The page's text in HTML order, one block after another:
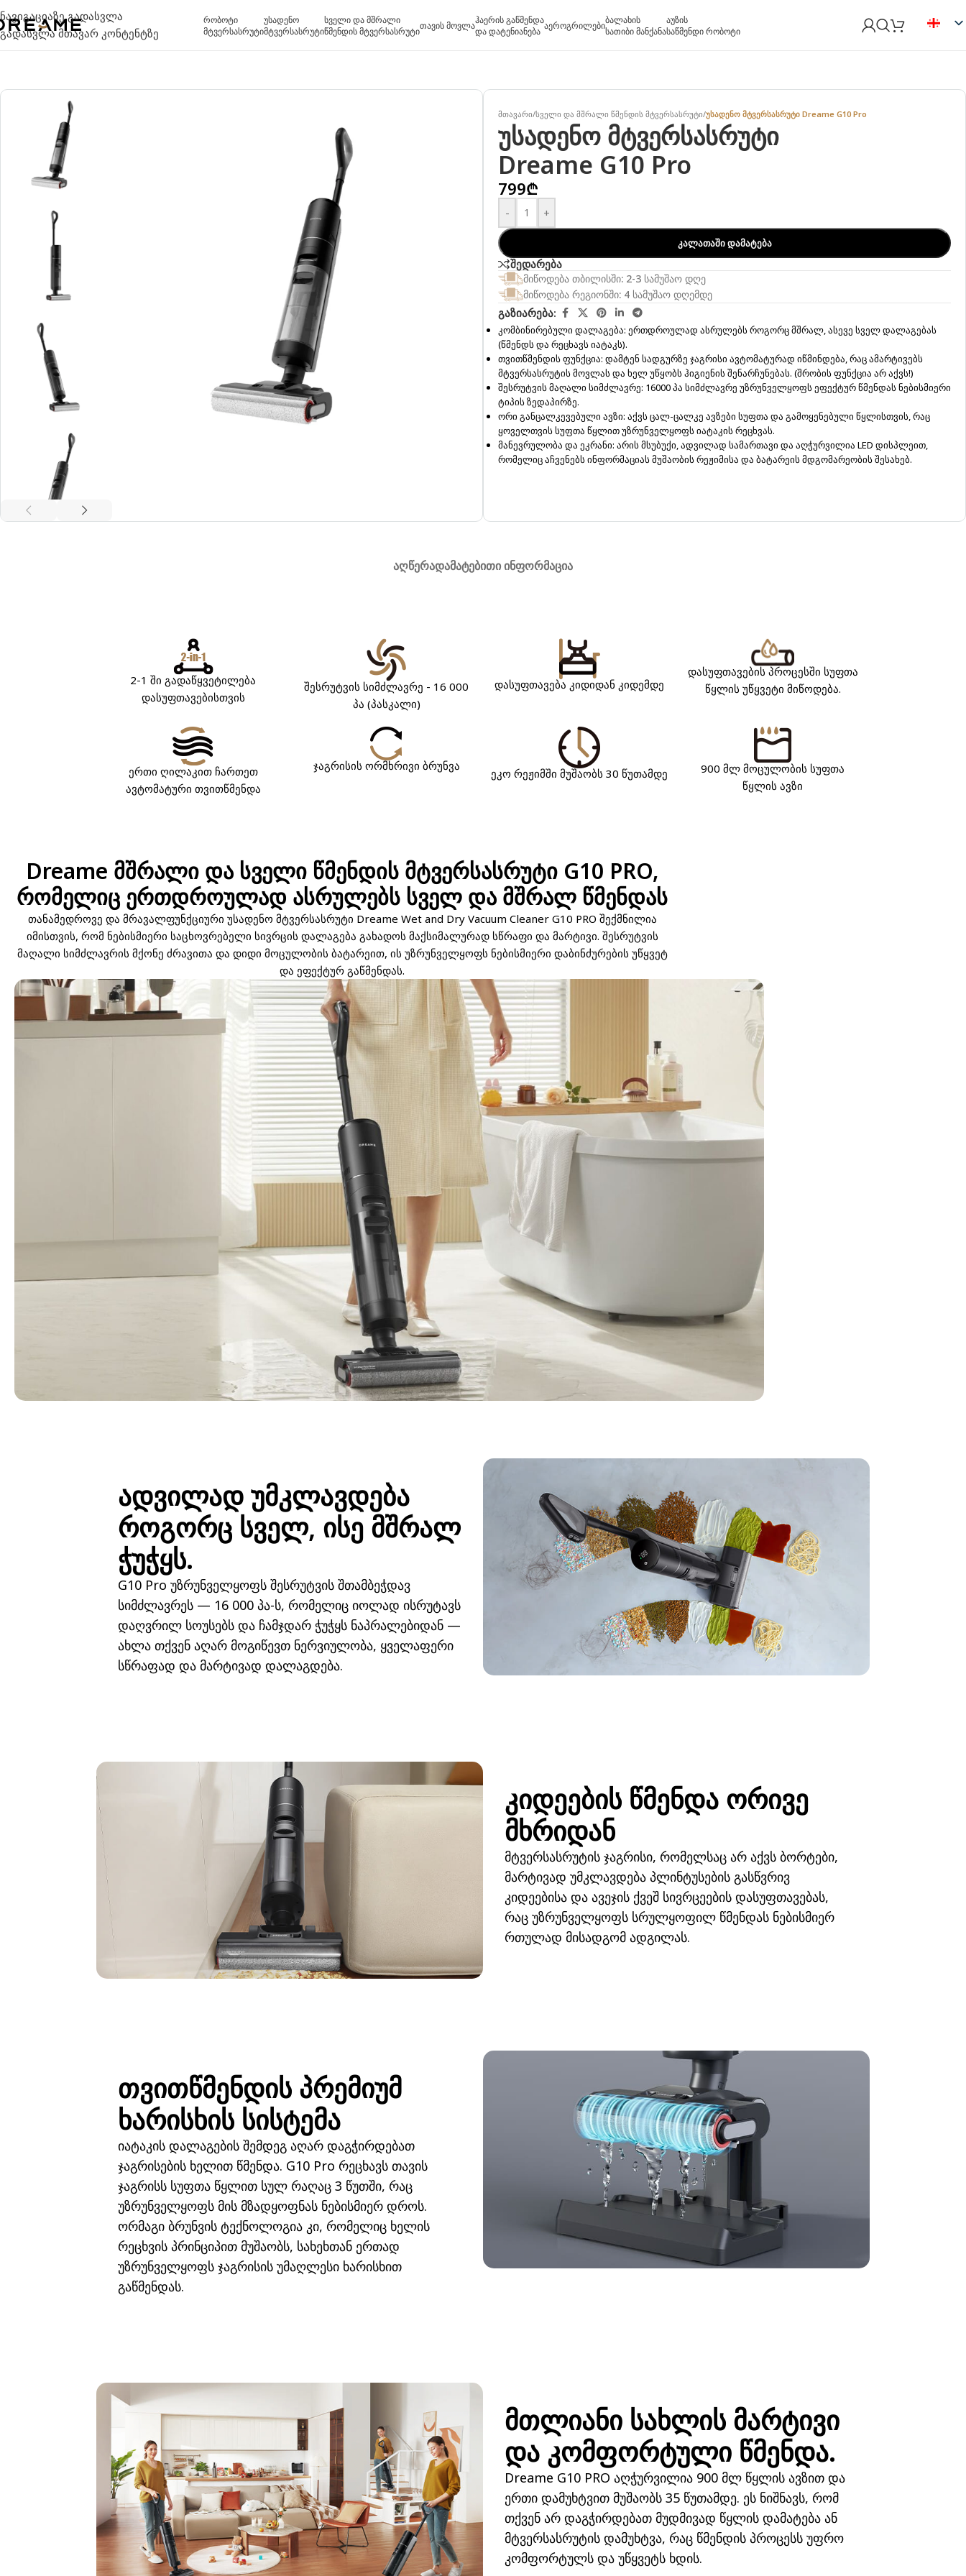
ნავიგაციაზე გადასვლა
გადასვლა მთავარ კონტენტზე
რობოტი
მტვერსასრუტი
უსადენო
მტვერსასრუტი
სველი და მშრალი
წმენდის მტვერსასრუტითავის მოვლაჰაერის გაწმენდა
და დატენიანება აეროგრილებიბალახის
სათიბი მანქანა
აუზის
საწმენდი რობოტი
მთავარი/სველი და მშრალი წმენდის მტვერსასრუტი/უსადენო მტვერსასრუტი Dreame G10 Pro
უსადენო მტვერსასრუტი
Dreame G10 Pro
799₾
- +
ᲙᲐᲚᲐᲗᲐᲨᲘ ᲓᲐᲛᲐᲢᲔᲑᲐ
შედარება
მიწოდება თბილისში: 2-3 სამუშაო დღე
მიწოდება რეგიონში: 4 სამუშაო დღემდე
გაზიარება:
კომბინირებული დალაგება: ერთდროულად ასრულებს როგორც მშრალ, ასევე სველ დალაგებას
(წმენდს და რეცხავს იატაკს).
თვითწმენდის ფუნქცია: დამტენ სადგურზე ჯაგრისი ავტომატურად იწმინდება, რაც ამარტივებს
მტვერსასრუტის მოვლას და ხელ უწყობს ჰიგიენის შენარჩუნებას. (შრობის ფუნქცია არ აქვს!)
შესრუტვის მაღალი სიმძლავრე: 16000 პა სიმძლავრე უზრუნველყოფს ეფექტურ წმენდას ნებისმიერი
ტიპის ზედაპირზე.
ორი განცალკევებული ავზი: აქვს ცალ-ცალკე ავზები სუფთა და გამოყენებული წყლისთვის, რაც
ყოველთვის სუფთა წყლით უზრუნველყოფს იატაკის რეცხვას.
მანევრულობა და ეკრანი: არის მსუბუქი, ადვილად სამართავი და აღჭურვილია LED დისპლეით,
რომელიც აჩვენებს ინფორმაციას მუშაობის რეჟიმისა და ბატარეის მდგომარეობის შესახებ.
ᲐᲦᲬᲔᲠᲐᲓᲐᲛᲐᲢᲔᲑᲘᲗᲘ ᲘᲜᲤᲝᲠᲛᲐᲪᲘᲐ
2-1 ში გადაწყვეტილება
დასუფთავებისთვის
შესრუტვის სიმძლავრე - 16 000
პა (პასკალი)
დასუფთავება კიდიდან კიდემდე
დასუფთავების პროცესში სუფთა
წყლის უწყვეტი მიწოდება.
ერთი ღილაკით ჩართეთ
ავტომატური თვითწმენდა
ჯაგრისის ორმხრივი ბრუნვა
ეკო რეჟიმში მუშაობს 30 წუთამდე
900 მლ მოცულობის სუფთა
წყლის ავზი
Dreame მშრალი და სველი წმენდის მტვერსასრუტი G10 PRO,
რომელიც ერთდროულად ასრულებს სველ და მშრალ წმენდას
თანამედროვე და მრავალფუნქციური უსადენო მტვერსასრუტი Dreame Wet and Dry Vacuum Cleaner G10 PRO შექმნილია
იმისთვის, რომ ნებისმიერი საცხოვრებელი სივრცის დალაგება გახადოს მაქსიმალურად სწრაფი და მარტივი. შესრუტვის
მაღალი სიმძლავრის მქონე ძრავითა და დიდი მოცულობის ბატარეით, ის უზრუნველყოფს ნებისმიერი დაბინძურების უწყვეტ
და ეფექტურ გაწმენდას.
ადვილად უმკლავდება
როგორც სველ, ისე მშრალ
ჭუჭყს.
G10 Pro უზრუნველყოფს შესრუტვის შთამბეჭდავ
სიმძლავრეს — 16 000 პა-ს, რომელიც იოლად ისრუტავს
დაღვრილ სოუსებს და ჩამჯდარ ჭუჭყს ნაპრალებიდან —
ახლა თქვენ აღარ მოგიწევთ ნერვიულობა, ყველაფერი
სწრაფად და მარტივად დალაგდება.
კიდეების წმენდა ორივე
მხრიდან
მტვერსასრუტის ჯაგრისი, რომელსაც არ აქვს ბორტები,
მარტივად უმკლავდება პლინტუსების გასწვრივ
კიდეებისა და ავეჯის ქვეშ სივრცეების დასუფთავებას,
რაც უზრუნველყოფს სრულყოფილ წმენდას ნებისმიერ
რთულად მისადგომ ადგილას.
თვითწმენდის პრემიუმ
ხარისხის სისტემა
იატაკის დალაგების შემდეგ აღარ დაგჭირდებათ
ჯაგრისების ხელით წმენდა. G10 Pro რეცხავს თავის
ჯაგრისს სუფთა წყლით სულ რაღაც 3 წუთში, რაც
უზრუნველყოფს მის მზადყოფნას ნებისმიერ დროს.
ორმაგი ბრუნვის ტექნოლოგია კი, რომელიც ხელის
რეცხვის პრინციპით მუშაობს, სახეხთან ერთად
უზრუნველყოფს ჯაგრისის უმაღლესი ხარისხით
გაწმენდას.
მთლიანი სახლის მარტივი
და კომფორტული წმენდა.
Dreame G10 PRO აღჭურვილია 900 მლ წყლის ავზით და
ერთი დამუხტვით მუშაობს 35 წუთამდე. ეს ნიშნავს, რომ
თქვენ არ დაგჭირდებათ მუდმივად წყლის დამატება ან
მტვერსასრუტის დამუხტვა, რაც წმენდის პროცესს უფრო
კომფორტულს და უწყვეტს ხდის.